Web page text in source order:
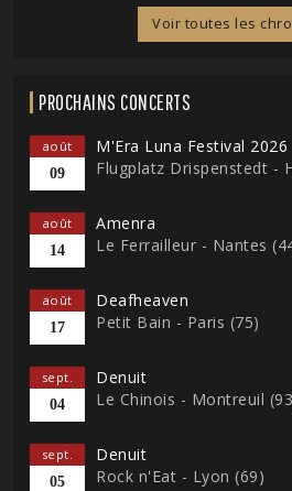
Voir toutes les
PROCHAINS CONCERTS
août
09
M'Era Luna Festival 2026
Flugplatz Drispenstedt -
août
14
Amenra
Le Ferrailleur - Nantes
août
17
Deafheaven
Petit Bain - Paris (75)
sept.
04
Denuit
Le Chinois - Montreuil
sept.
05
Denuit
Rock n'Eat - Lyon (69)